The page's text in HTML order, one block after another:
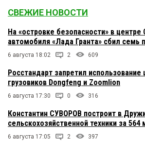
СВЕЖИЕ НОВОСТИ
На «островке безопасности» в
автомобиля «Лада Гранта» сбил семь
6 августа 18:02 2 609
Росстандарт запретил
грузовиков Dongfeng и Zoomlion
6 августа 17:30 0 316
Константин СУВОРОВ построит в
сельскохозяйственной техники за 564
6 августа 17:05 2 397